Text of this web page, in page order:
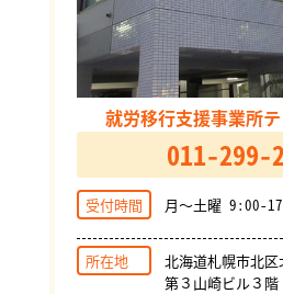
就労移行支援事業所
011-299-
受付時間 月～土曜 9:00-
所在地
北海道札幌市北
第３山崎ビル３階